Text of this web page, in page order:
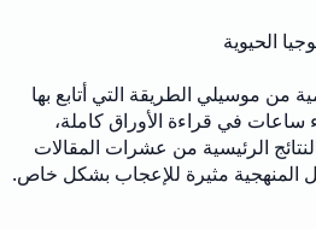
الحيوية
من موسيلي الطريقة التي أتابع بها
ساعات في قراءة الأوراق كاملة،
الرئيسية من عشرات المقالات
المنهجية مثيرة للإعجاب بشكل خاص.